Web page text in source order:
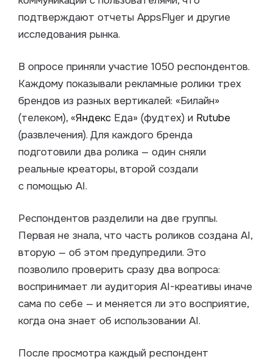
подтверждают отчеты AppsFlyer и другие
исследования рынка.
В опросе приняли участие 1050 респондентов.
Каждому показывали рекламные ролики трех
брендов из разных вертикалей: «Билайн»
(телеком), «Яндекс Еда» (фудтех) и Rutube
(развлечения). Для каждого бренда
подготовили два ролика — один сняли
реальные креаторы, второй создали
с помощью AI.
Респондентов разделили на две группы.
Первая не знала, что часть роликов создана AI,
вторую — об этом предупредили. Это
позволило проверить сразу два вопроса:
воспринимает ли аудитория AI-креативы иначе
сама по себе — и меняется ли это восприятие,
когда она знает об использовании AI.
После просмотра каждый респондент